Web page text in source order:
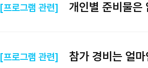
[프로그램 관련] 개인별 준비물은
[프로그램 관련] 참가 경비는 얼